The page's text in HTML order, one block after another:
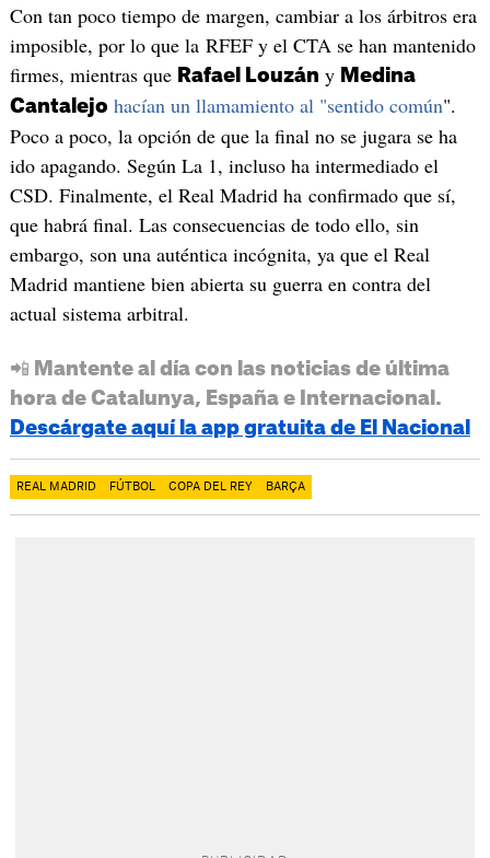
Con tan poco tiempo de margen, cambiar a los árbitros era
imposible, por lo que la RFEF y el CTA se han mantenido
firmes, mientras que Rafael Louzán y Medina
Cantalejo hacían un llamamiento al "sentido común".
Poco a poco, la opción de que la final no se jugara se ha
ido apagando. Según La 1, incluso ha intermediado el
CSD. Finalmente, el Real Madrid ha confirmado que sí,
que habrá final. Las consecuencias de todo ello, sin
embargo, son una auténtica incógnita, ya que el Real
Madrid mantiene bien abierta su guerra en contra del
actual sistema arbitral.
📲 Mantente al día con las noticias de última
hora de Catalunya, España e Internacional.
Descárgate aquí la app gratuita de El Nacional
REAL MADRID FÚTBOL COPA DEL REY BARÇA